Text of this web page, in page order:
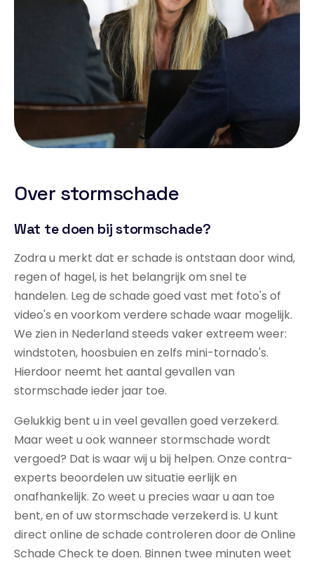
Over stormschade
Wat te doen bij stormschade?
Zodra u merkt dat er schade is ontstaan door wind,
regen of hagel, is het belangrijk om snel te
handelen. Leg de schade goed vast met foto's of
video's en voorkom verdere schade waar mogelijk.
We zien in Nederland steeds vaker extreem weer:
windstoten, hoosbuien en zelfs mini-tornado's.
Hierdoor neemt het aantal gevallen van
stormschade ieder jaar toe.
Gelukkig bent u in veel gevallen goed verzekerd.
Maar weet u ook wanneer stormschade wordt
vergoed? Dat is waar wij u bij helpen. Onze contra-
experts beoordelen uw situatie eerlijk en
onafhankelijk. Zo weet u precies waar u aan toe
bent, en of uw stormschade verzekerd is. U kunt
direct online de schade controleren door de Online
Schade Check te doen. Binnen twee minuten weet